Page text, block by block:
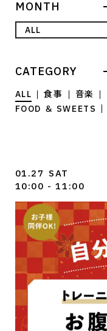
MONTH
CATEGORY
ALL 食事 音楽
FOOD ＆ SWEETS
01.27 SAT
10:00 - 11:00